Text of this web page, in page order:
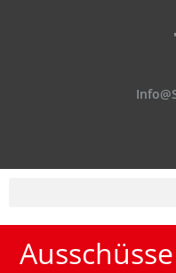
Ausschüsse